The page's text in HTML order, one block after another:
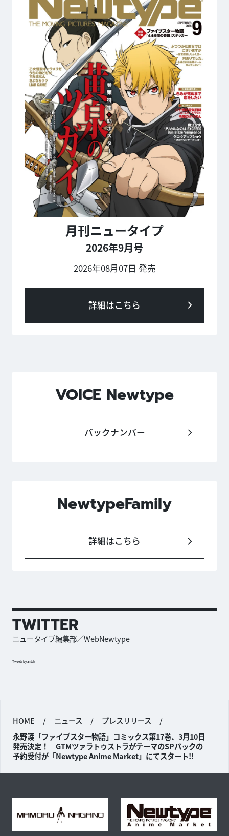
月刊ニュータイプ
2026年9月号
2026年08月07日 発売
詳細はこちら
VOICE Newtype
バックナンバー
NewtypeFamily
詳細はこちら
TWITTER
ニュータイプ編集部／WebNewtype
Tweets by antch
HOME / ニュース / プレスリリース
/
永野護「ファイブスター物語」コミックス第17巻、3月10日
発売決定！ GTMツァラトゥストラがテーマのSPパックの
予約受付が「Newtype Anime Market」にてスタート!!